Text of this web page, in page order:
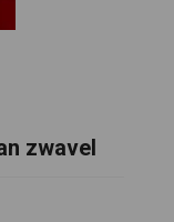
zwavel